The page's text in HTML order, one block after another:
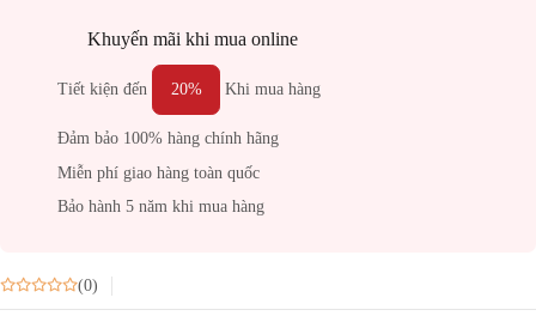
Khuyến mãi khi mua online
Tiết kiện đến 20% Khi mua hàng
Đảm bảo 100% hàng chính hãng
Miễn phí giao hàng toàn quốc
Bảo hành 5 năm khi mua hàng
(0)